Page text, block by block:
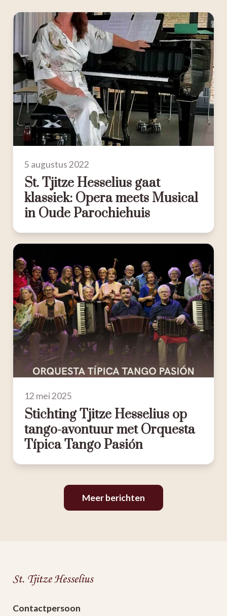
5 augustus 2022
St. Tjitze Hesselius gaat
klassiek: Opera meets Musical
in Oude Parochiehuis
12 mei 2025
Stichting Tjitze Hesselius op
tango-avontuur met Orquesta
Típica Tango Pasión
Meer berichten
activiteiten
Zomer
Contactpersoon